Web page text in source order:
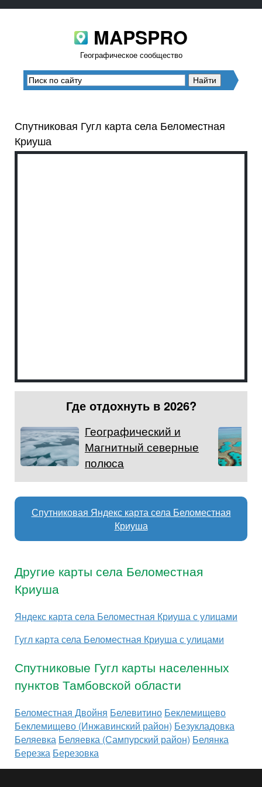
MAPSPRO
Географическое сообщество
Спутниковая Гугл карта села Беломестная
Криуша
Где отдохнуть в 2026?
Географический и
Магнитный северные
полюса
Спутниковая Яндекс карта села Беломестная
Криуша
Другие карты села Беломестная
Криуша
Яндекс карта села Беломестная Криуша с улицами
Гугл карта села Беломестная Криуша с улицами
Спутниковые Гугл карты населенных
пунктов Тамбовской области
Беломестная Двойня Белевитино Беклемищево
Беклемищево (Инжавинский район) Безукладовка
Беляевка Беляевка (Сампурский район) Белянка
Березка Березовка